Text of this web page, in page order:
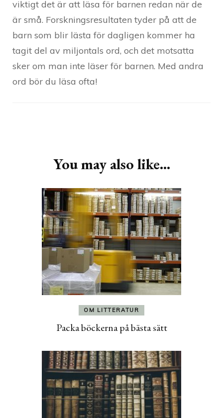
viktigt det är att läsa för barnen redan när de
är små. Forskningsresultaten tyder på att de
barn som blir lästa för dagligen kommer ha
tagit del av miljontals ord, och det motsatta
sker om man inte läser för barnen. Med andra
ord bör du läsa ofta!
You may also like...
OM LITTERATUR
Packa böckerna på bästa sätt